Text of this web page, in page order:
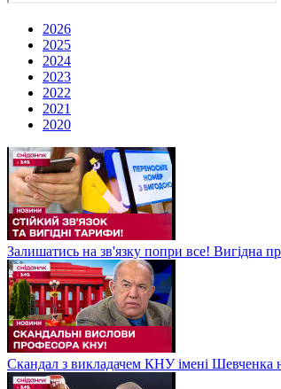
2026
2025
2024
2023
2022
2021
2020
Залишатись на зв'язку попри все! Вигідна
Скандал з викладачем КНУ імені Шевченка